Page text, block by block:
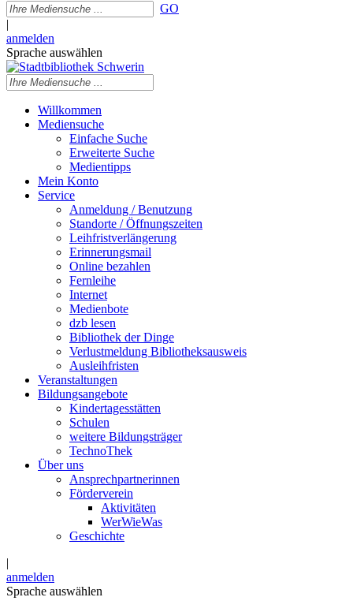
GO
|
anmelden
Sprache auswählen
Willkommen
Mediensuche
Einfache Suche
Erweiterte Suche
Medientipps
Mein Konto
Service
Anmeldung / Benutzung
Standorte / Öffnungszeiten
Leihfristverlängerung
Erinnerungsmail
Online bezahlen
Fernleihe
Internet
Medienbote
dzb lesen
Bibliothek der Dinge
Verlustmeldung Bibliotheksausweis
Ausleihfristen
Veranstaltungen
Bildungsangebote
Kindertagesstätten
Schulen
weitere Bildungsträger
TechnoThek
Über uns
Ansprechpartnerinnen
Förderverein
Aktivitäten
WerWieWas
Geschichte
|
anmelden
Sprache auswählen